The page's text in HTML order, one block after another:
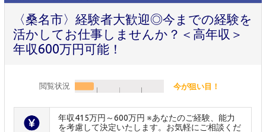
〈桑名市〉経験者大歓迎◎今までの経験を
活かしてお仕事しませんか？＜高年収＞
年収600万円可能！
閲覧状況 今が狙い目！
年収415万円～600万円 ※あなたのご経験、能力
を考慮して決定いたします。お気軽にご相談くだ